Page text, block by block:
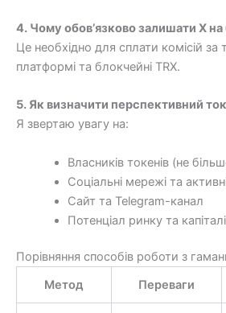
4. Чому обов’язково залишати X на
Це необхідно для сплати комісій за
платформі та блокчейні TRX.
5. Як визначити перспективний
Я звертаю увагу на:
Власників токенів (не
Соціальні мережі та
Сайт та Telegram-канал
Потенціал ринку та
Порівняння способів роботи з
Метод
Переваги